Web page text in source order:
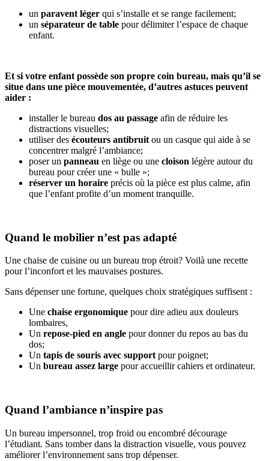
un paravent léger qui s’installe et se range facilement;
un séparateur de table pour délimiter l’espace de chaque
enfant.
Et si votre enfant possède son propre coin bureau, mais qu’il se
situe dans une pièce mouvementée, d’autres astuces peuvent
aider :
installer le bureau dos au passage afin de réduire les
distractions visuelles;
utiliser des écouteurs antibruit ou un casque qui aide à se
concentrer malgré l’ambiance;
poser un panneau en liège ou une cloison légère autour du
bureau pour créer une « bulle »;
réserver un horaire précis où la pièce est plus calme, afin
que l’enfant profite d’un moment tranquille.
Quand le mobilier n’est pas adapté
Une chaise de cuisine ou un bureau trop étroit? Voilà une recette
pour l’inconfort et les mauvaises postures.
Sans dépenser une fortune, quelques choix stratégiques suffisent :
Une chaise ergonomique pour dire adieu aux douleurs
lombaires,
Un repose-pied en angle pour donner du repos au bas du
dos;
Un tapis de souris avec support pour poignet;
Un bureau assez large pour accueillir cahiers et ordinateur.
Quand l’ambiance n’inspire pas
Un bureau impersonnel, trop froid ou encombré décourage
l’étudiant. Sans tomber dans la distraction visuelle, vous pouvez
améliorer l’environnement sans trop dépenser.